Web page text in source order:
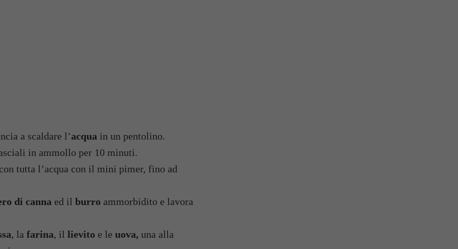
a scaldare l’acqua in un pentolino.
in ammollo per 10 minuti.
tutta l’acqua con il mini pimer, fino ad
di canna ed il burro ammorbidito e lavora
, la farina, il lievito e le uova, una alla